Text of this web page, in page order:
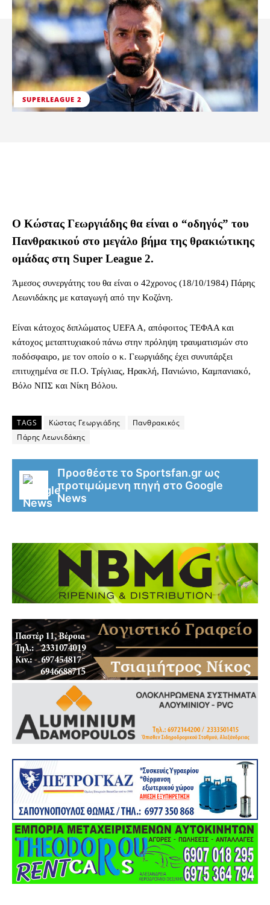
SUPERLEAGUE 2
Ο Κώστας Γεωργιάδης θα είναι ο “οδηγός” του
Πανθρακικού στο μεγάλο βήμα της θρακιώτικης
ομάδας στη Super League 2.
Άμεσος συνεργάτης του θα είναι ο 42χρονος (18/10/1984) Πάρης
Λεωνιδάκης με καταγωγή από την Κοζάνη.
Είναι κάτοχος διπλώματος UEFA A, απόφοιτος ΤΕΦΑΑ και
κάτοχος μεταπτυχιακού πάνω στην πρόληψη τραυματισμών στο
ποδόσφαιρο, με τον οποίο ο κ. Γεωργιάδης έχει συνυπάρξει
επιτυχημένα σε Π.Ο. Τρίγλιας, Ηρακλή, Πανιώνιο, Καμπανιακό,
Βόλο ΝΠΣ και Νίκη Βόλου.
TAGS Κώστας Γεωργιάδης
Πανθρακικός
Πάρης Λεωνιδάκης
Προσθέστε το Sportsfan.gr ως
προτιμώμενη πηγή στο Google
News